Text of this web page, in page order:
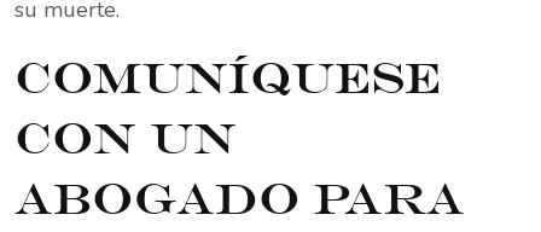
su muerte.
Comuníquese
con un
abogado para